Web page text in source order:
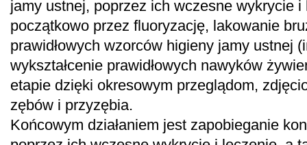
jamy ustnej, poprzez ich wczesne wykrycie
początkowo przez fluoryzację, lakowanie
prawidłowych wzorców higieny jamy ustnej
wykształcenie prawidłowych nawyków
etapie dzięki okresowym przeglądom,
zębów i przyzębia.
Końcowym działaniem jest zapobieganie